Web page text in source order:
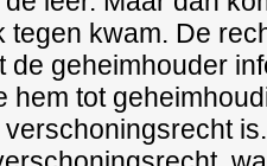
tegen kwam. De
de geheimhouder
hem tot